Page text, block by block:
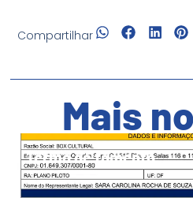
Compartilhar
Mais
Termo de fomento